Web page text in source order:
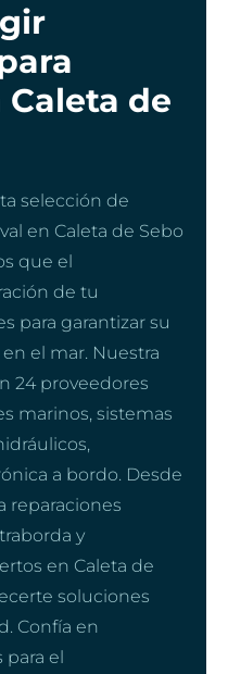
de
selección de
en Caleta de Sebo
que el
de tu
para garantizar su
el mar. Nuestra
24 proveedores
marinos, sistemas
a bordo. Desde
reparaciones
y
en Caleta de
soluciones
Confía en
para el